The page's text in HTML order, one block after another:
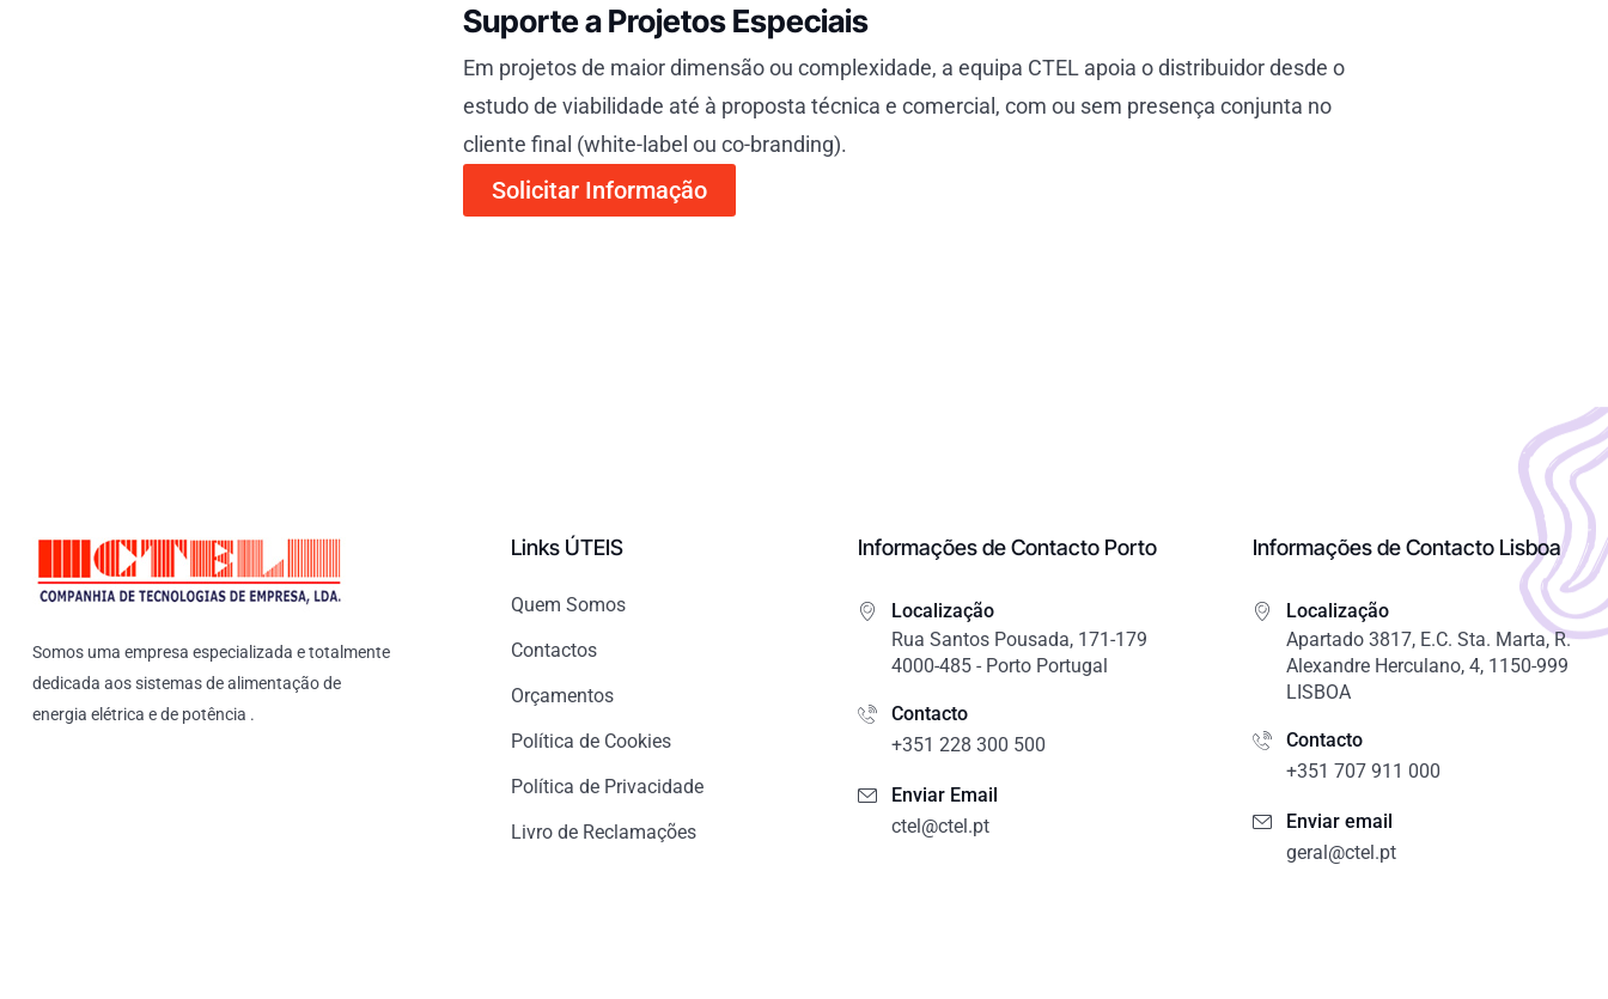
Suporte a Projetos Especiais
Em projetos de maior dimensão ou complexidade, a equipa CTEL apoia o distribuidor desde o
estudo de viabilidade até à proposta técnica e comercial, com ou sem presença conjunta no
cliente final (white-label ou co-branding).
Solicitar Informação
Somos uma empresa especializada e totalmente
dedicada aos sistemas de alimentação de
energia elétrica e de potência .
Links ÚTEIS
Quem Somos
Contactos
Orçamentos
Política de Cookies
Política de Privacidade
Livro de Reclamações
Informações de Contacto Porto
Localização
Rua Santos Pousada, 171-179
4000-485 - Porto Portugal
Contacto
+351 228 300 500
Enviar Email
ctel@ctel.pt
Informações de Contacto Lisboa
Localização
Apartado 3817, E.C. Sta. Marta, R.
Alexandre Herculano, 4, 1150-999
LISBOA
Contacto
+351 707 911 000
Enviar email
geral@ctel.pt